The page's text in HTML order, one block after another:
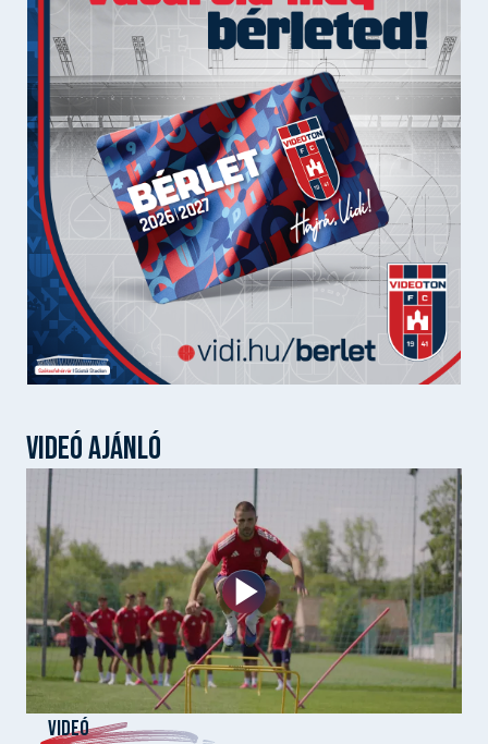
VIDEÓ AJÁNLÓ
VIDEÓ